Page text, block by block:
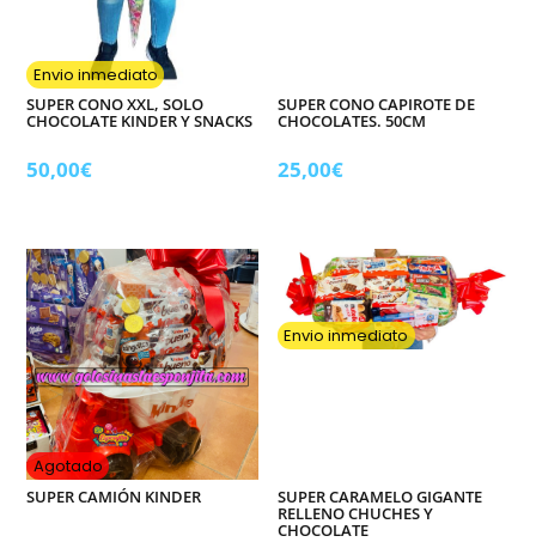
Envio inmediato
SUPER CONO XXL, SOLO
CHOCOLATE KINDER Y SNACKS
50,00€
SUPER CONO CAPIROTE DE
CHOCOLATES. 50CM
25,00€
Agotado
SUPER CAMIÓN KINDER
Envio inmediato
SUPER CARAMELO GIGANTE
RELLENO CHUCHES Y
CHOCOLATE